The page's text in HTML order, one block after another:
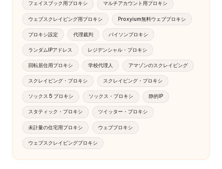
フェイスブック用プロキシ マルチアカウント用プロキシ
ウェブスクレイピング用プロキシ Proxyium無料ウェブプロキシ
プロキシ設定 代理裁判 パイソンプロキシ
ランダムIPアドレス レジデンシャル・プロキシ
回転居住用プロキシ 学校代理人 アマゾンのスクレイピング
スクレイピング・プロキシ スクレイピング・プロキシ
ソックス 5 プロキシ ソックス・プロキシ 静的IP
スタティック・プロキシ ツイッター・プロキシ
未計量の住宅用プロキシ ウェブプロキシ
ウェブスクレイピングプロキシ